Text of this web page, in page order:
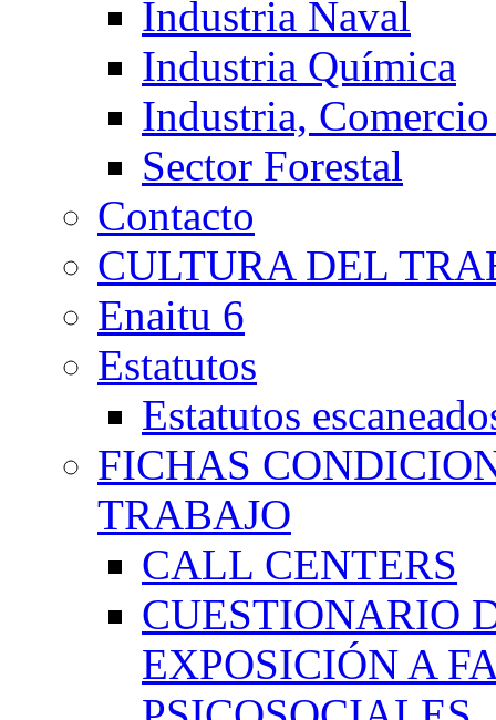
Industria Naval
Industria Química
Industria,
Sector Forestal
Contacto
CULTURA DEL
Enaitu 6
Estatutos
Estatutos
FICHAS
TRABAJO
CALL CENTERS
CUESTIONARIO
EXPOSICIÓN A